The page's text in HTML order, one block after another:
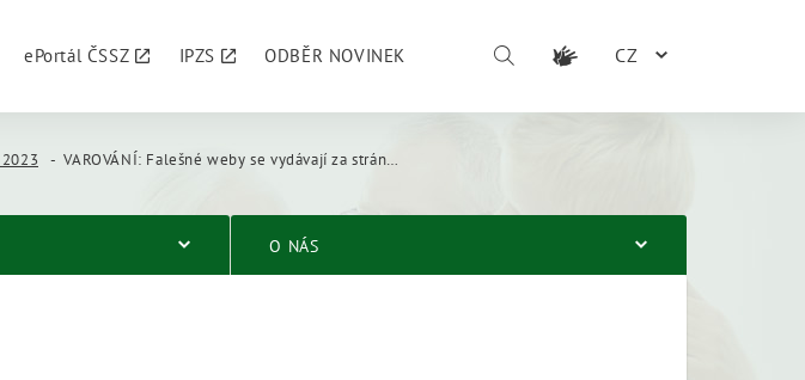
ePortál ČSSZ IPZS ODBĚR NOVINEK CZ
VAROVÁNÍ: Falešné weby se vydávají za stránky ČSSZ
O NÁS